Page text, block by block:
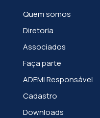
Quem somos
Diretoria
Associados
Faça parte
ADEMI Responsável
Cadastro
Downloads